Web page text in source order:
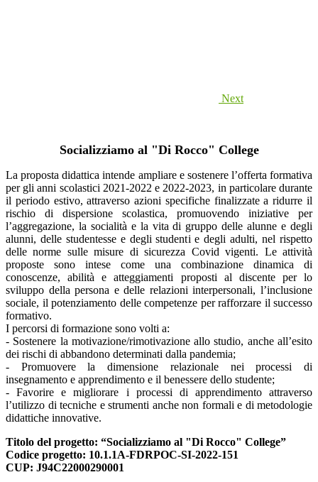
Next
Socializziamo al "Di Rocco" College
La proposta didattica intende ampliare e sostenere l’offerta formativa
per gli anni scolastici 2021-2022 e 2022-2023, in particolare durante
il periodo estivo, attraverso azioni specifiche finalizzate a ridurre il
rischio di dispersione scolastica, promuovendo iniziative per
l’aggregazione, la socialità e la vita di gruppo delle alunne e degli
alunni, delle studentesse e degli studenti e degli adulti, nel rispetto
delle norme sulle misure di sicurezza Covid vigenti. Le attività
proposte sono intese come una combinazione dinamica di
conoscenze, abilità e atteggiamenti proposti al discente per lo
sviluppo della persona e delle relazioni interpersonali, l’inclusione
sociale, il potenziamento delle competenze per rafforzare il successo
formativo.
I percorsi di formazione sono volti a:
- Sostenere la motivazione/rimotivazione allo studio, anche all’esito
dei rischi di abbandono determinati dalla pandemia;
- Promuovere la dimensione relazionale nei processi di
insegnamento e apprendimento e il benessere dello studente;
- Favorire e migliorare i processi di apprendimento attraverso
l’utilizzo di tecniche e strumenti anche non formali e di metodologie
didattiche innovative.
Titolo del progetto: “Socializziamo al "Di Rocco" College”
Codice progetto: 10.1.1A-FDRPOC-SI-2022-151
CUP: J94C22000290001